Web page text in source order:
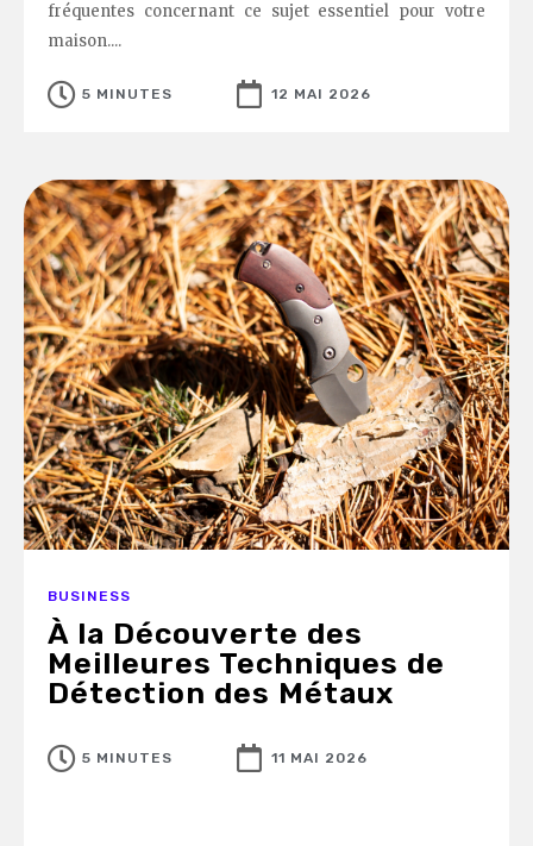
fréquentes concernant ce sujet essentiel pour votre
maison....
5 MINUTES 12 MAI 2026
BUSINESS
À la Découverte des
Meilleures Techniques de
Détection des Métaux
5 MINUTES 11 MAI 2026